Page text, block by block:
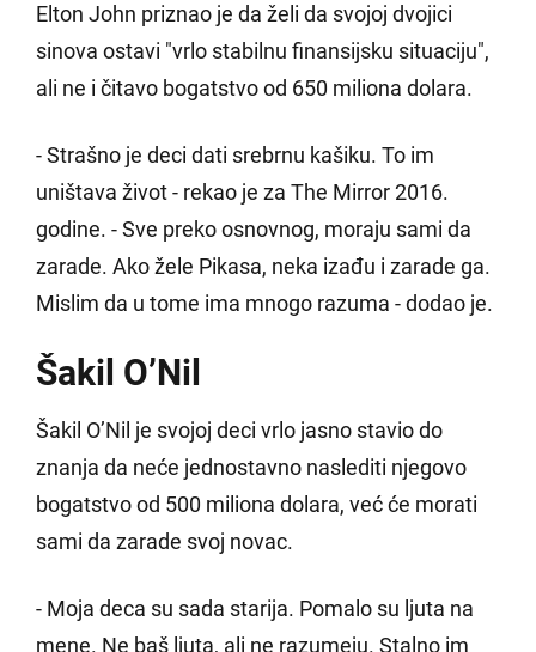
Elton John priznao je da želi da svojoj dvojici
sinova ostavi "vrlo stabilnu finansijsku situaciju",
ali ne i čitavo bogatstvo od 650 miliona dolara.
- Strašno je deci dati srebrnu kašiku. To im
uništava život - rekao je za The Mirror 2016.
godine. - Sve preko osnovnog, moraju sami da
zarade. Ako žele Pikasa, neka izađu i zarade ga.
Mislim da u tome ima mnogo razuma - dodao je.
Šakil O’Nil
Šakil O’Nil je svojoj deci vrlo jasno stavio do
znanja da neće jednostavno naslediti njegovo
bogatstvo od 500 miliona dolara, već će morati
sami da zarade svoj novac.
- Moja deca su sada starija. Pomalo su ljuta na
mene. Ne baš ljuta, ali ne razumeju. Stalno im